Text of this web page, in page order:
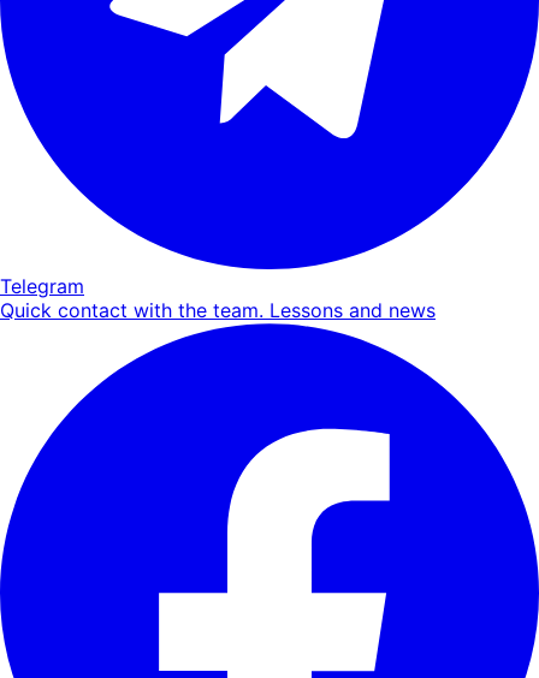
Telegram
Quick contact with the team. Lessons and news